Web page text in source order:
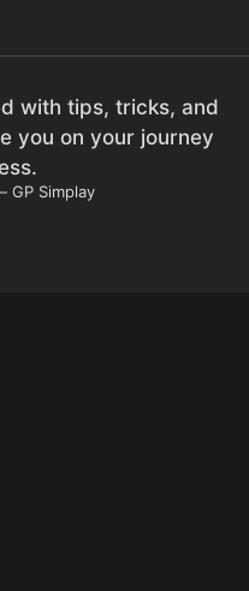
with tips, tricks, and
you on your journey
GP Simplay